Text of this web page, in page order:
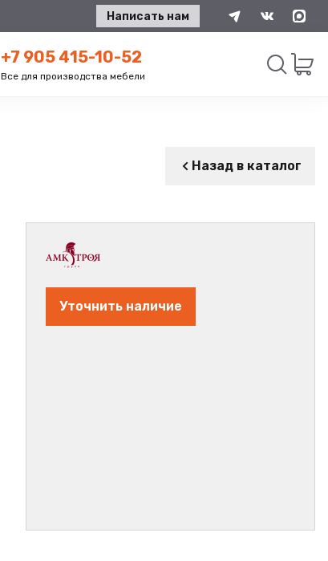
Написать нам
+7 905 415-10-52
Все для производства мебели
Назад в каталог
Уточнить наличие